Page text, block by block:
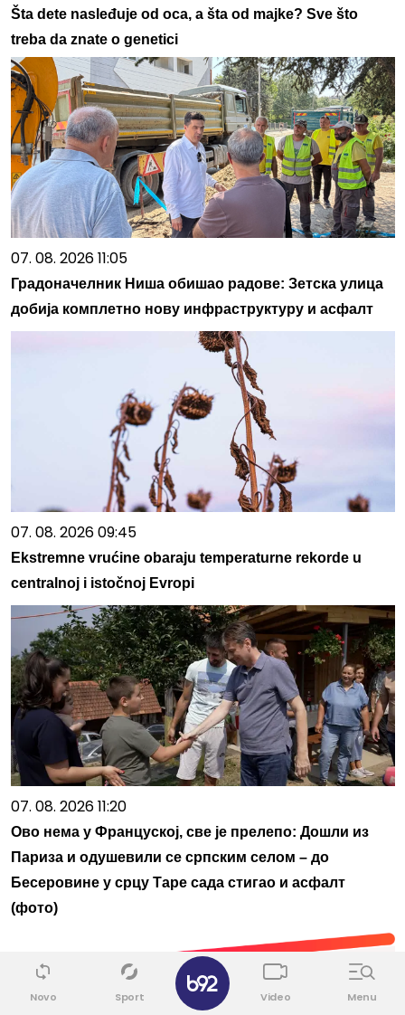
Šta dete nasleđuje od oca, a šta od majke? Sve što
treba da znate o genetici
07. 08. 2026 11:05
Градоначелник Ниша обишао радове: Зетска улица
добија комплетно нову инфраструктуру и асфалт
07. 08. 2026 09:45
Ekstremne vrućine obaraju temperaturne rekorde u
centralnoj i istočnoj Evropi
07. 08. 2026 11:20
Ово нема у Француској, све је прелепо: Дошли из
Париза и одушевили се српским селом – до
Бесеровине у срцу Таре сада стигао и асфалт
(фото)
Novo Sport Video Menu
✕